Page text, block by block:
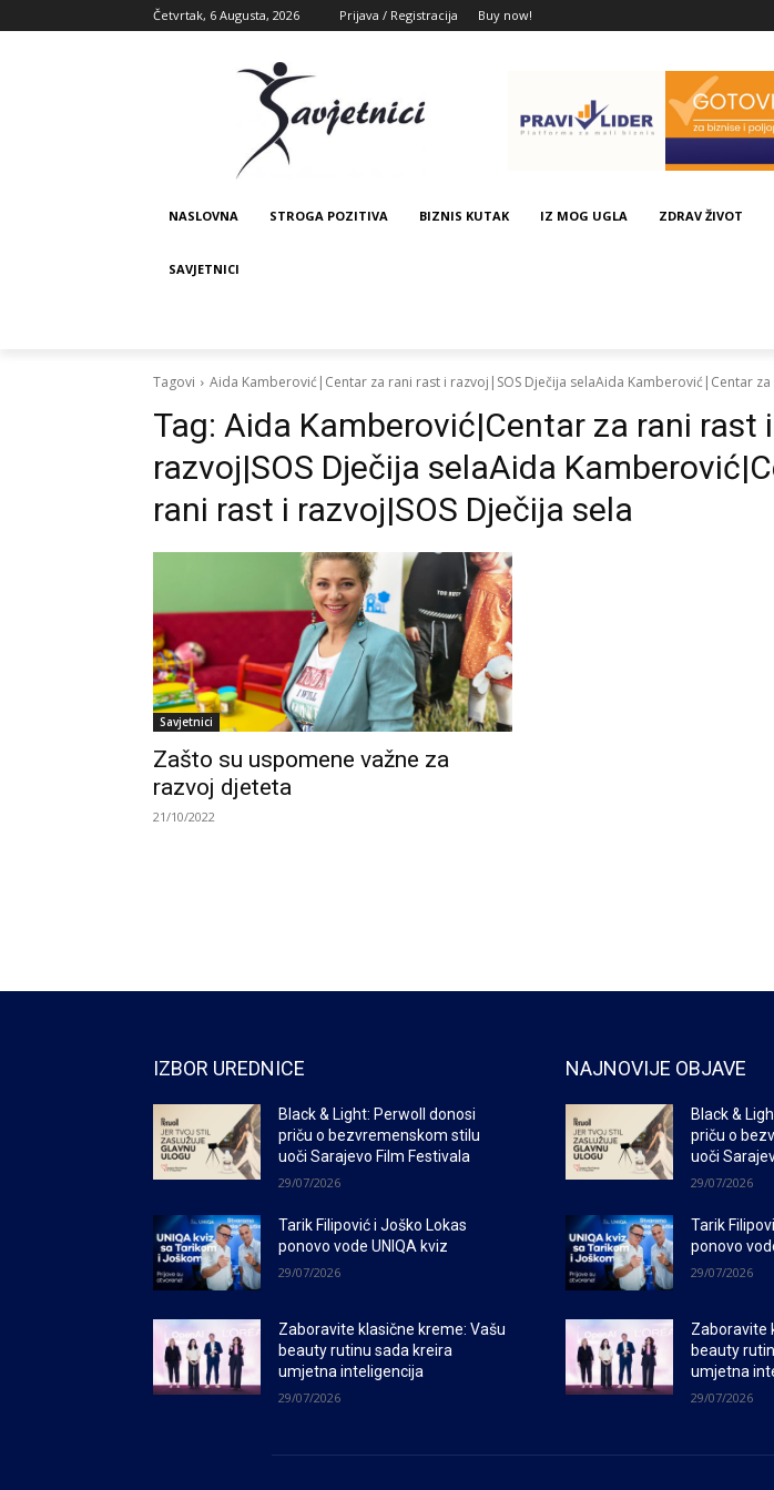
Četvrtak, 6 Augusta, 2026 Prijava / Registracija Buy now!
NASLOVNA STROGA POZITIVA BIZNIS KUTAK IZ MOG UGLA ZDRAV ŽIVOT
SAVJETNICI
Tagovi Aida Kamberović|Centar za rani rast i razvoj|SOS Dječija selaAida Kamberović|Centar
Tag: Aida Kamberović|Centar za rani rast i
razvoj|SOS Dječija selaAida
rani rast i razvoj|SOS Dječija sela
Savjetnici
Zašto su uspomene važne za
razvoj djeteta
21/10/2022
IZBOR UREDNICE
Black & Light: Perwoll donosi
priču o bezvremenskom stilu
uoči Sarajevo Film Festivala
29/07/2026
Tarik Filipović i Joško Lokas
ponovo vode UNIQA kviz
29/07/2026
Zaboravite klasične kreme: Vašu
beauty rutinu sada kreira
umjetna inteligencija
29/07/2026
NAJNOVIJE OBJAVE
Black &
priču o
uoči
29/07/2026
Tarik
ponovo
29/07/2026
Zaboravite
beauty
umjetna
29/07/2026